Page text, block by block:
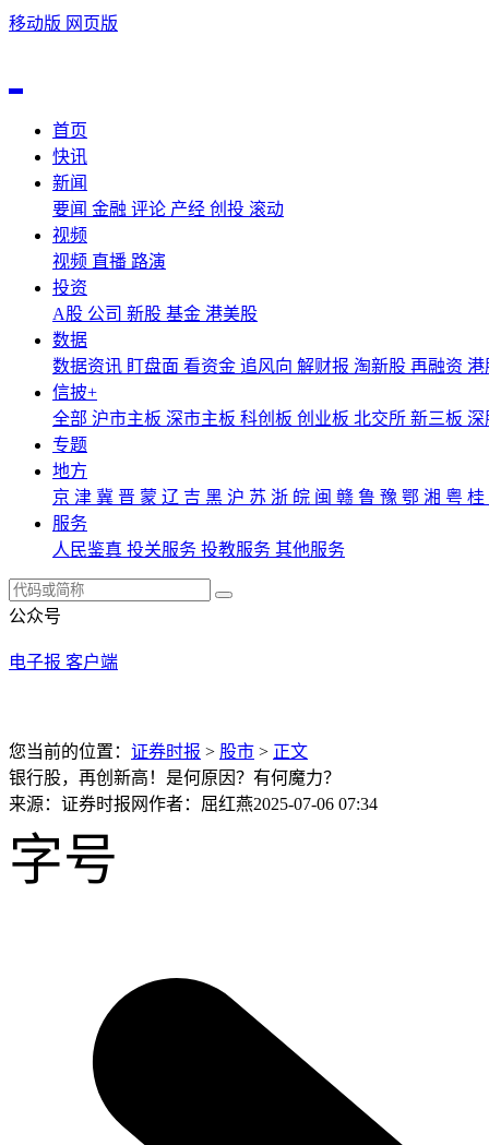
移动版 网页版
首页
快讯
新闻
要闻 金融 评论 产经 创投 滚动
视频
视频 直播 路演
投资
A股 公司 新股 基金 港美股
数据
数据资讯 盯盘面 看资金 追风向 解财报 淘新股 再融资
信披+
全部 沪市主板 深市主板 科创板 创业板 北交所 新三板
专题
地方
京 津 冀 晋 蒙 辽 吉 黑 沪 苏 浙 皖 闽 赣 鲁 豫 鄂 湘 粤 桂
服务
人民鉴真 投关服务 投教服务 其他服务
公众号
电子报 客户端
您当前的位置： 证券时报 > 股市 > 正文
银行股，再创新高！是何原因？有何魔力？
来源：证券时报网作者：屈红燕2025-07-06 07:34
字号